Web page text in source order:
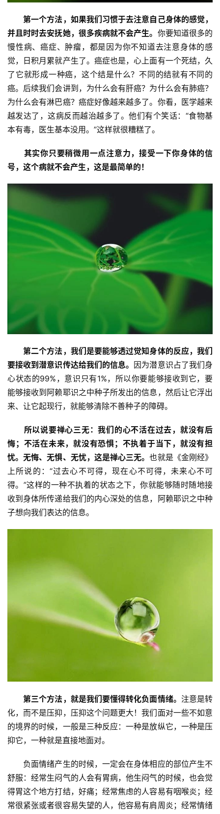
第一个方法，如果我们习惯于去注意自己身体的感觉，
并且时时去安抚她，很多疾病就不会产生。 你要知道很多的
慢性病、癌症、肿瘤，都是因为你不知道去注意身体的感
觉，日积月累就产生了。癌症也是，心上面有一个死结，久
了它就形成一种癌，这个结是什么？不同的结就有不同的
癌。后续我们会讲到，为什么会有肝癌？为什么会有肺癌？
为什么会有淋巴癌？癌症好像越来越多了。你看，医学越来
越发达了，这病反而越治越多了。他们有个笑话：“食物基
本有毒，医生基本没用。”这样就很糟糕了。
其实你只要稍微用一点注意力，接受一下你身体的信
号，这个病就不会产生，这是最简单的！
第二个方法，我们是要能够透过觉知身体的反应，我们
要接收到潜意识传达给我们的信息。 因为潜意识占了我们身
心状态的99%，意识只有1%，所以你要能够接收到它，要
能够接收到阿赖耶识之中种子所发出的信息，然后让它浮出
来、让它起现行，就能够清除不善种子的障碍。
所以说要禅心三无：我们的心不活在过去，就没有后
悔； 不活在未来，就没有恐惧； 不执着于当下，就没有担
忧。无悔、无惧、无忧，这是禅心三无。也就是《金刚经》
上所说的：“过去心不可得，现在心不可得，未来心不可
得。”这样的一种不执着的状态之下，你就能够随时随地接
收到身体所传递给我们的内心深处的信息，阿赖耶识之中种
子想向我们表达的信息。
第三个方法，就是我们要懂得转化负面情绪。 注意是转
化，而不是压抑，压抑这个问题更大！我们面对一些不如意
的境界的时候，一般是三种反应：一种是放纵它，一种是压
抑它，一种就是直接地面对。
负面情绪产生的时候，一定会在身体相应的部位产生不
舒服：经常生闷气的人会有胃病，他生闷气的时候，也会觉
得胃这个地方打结，好痛；经常焦虑的人容易有咽喉炎；经
常很紧张或者很容易失望的人，他容易有肩周炎；经常情绪